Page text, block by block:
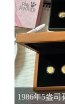
1986年5盎